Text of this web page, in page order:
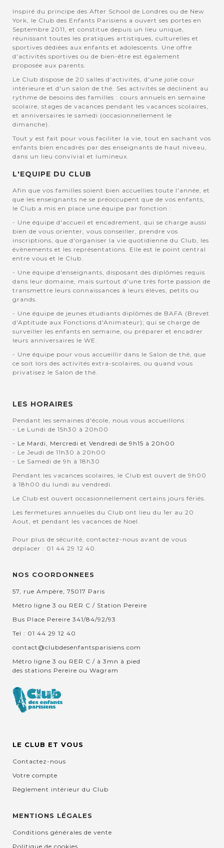
Inspiré du principe des After School de Londres ou de New
York, le Club des Enfants Parisiens a ouvert ses portes en
Septembre 2011, et constitue depuis un lieu unique,
réunissant toutes les pratiques artistiques, culturelles et
sportives dédiées aux enfants et adolescents. Une offre
d'activités sportives ou de bien-être est également
proposée aux parents.
Le Club dispose de 20 salles d'activités, d'une jolie cour
intérieure et d'un salon de thé. Ses activités se déclinent au
rythme de besoins des familles : cours annuels en semaine
scolaire, stages de vacances pendant les vacances scolaires,
et anniversaires le samedi (occasionnellement le
dimanche).
Tout y est fait pour vous faciliter la vie, tout en sachant vos
enfants bien encadrés par des enseignants de haut niveau,
dans un lieu convivial et lumineux.
L'EQUIPE DU CLUB
Afin que vos familles soient bien accuellies toute l'année, et
que les enseignants ne se préoccupent que de vos enfants,
le Club a mis en place une équipe par fonction :
- Une équipe d'accueil et encadrement, qui se charge aussi
bien de vous orienter, vous conseiller, prendre vos
inscriptions, que d'organiser la vie quotidienne du Club, les
évènements et les représentations. Elle est le point central
entre vous et le Club.
- Une équipe d'enseignants, disposant des diplômes requis
dans leur domaine, mais surtout d'une très forte passion de
transmettre leurs connaissances à leurs élèves, petits ou
grands.
- Une équipe de jeunes étudiants diplômés de BAFA (Brevet
d'Aptitude aux Fonctions d'Animateur); qui se charge de
surveiller les enfants en semaine, ou préparer et encadrer
leurs anniversaires le WE.
- Une équipe pour vous accueillir dans le Salon de thé, que
ce soit lors des activités extra-scolaires, ou quand vous
privatisez le Salon de thé.
LES HORAIRES
Pendant les semaines d'école, nous vous accueillons :
- Le Lundi de 15h30 à 20h00
- Le Mardi, Mercredi et Vendredi de 9h15 à 20h00
- Le Jeudi de 11h30 à 20h00
- Le Samedi de 9h à 18h30
Pendant les vacances scolaires, le Club est ouvert de 9h00
à 18h00 du lundi au vendredi.
Le Club est ouvert occasionnellement certains jours fériés.
Les fermetures annuelles du Club ont lieu du 1er au 20
Aout, et pendant les vacances de Noel.
Pour plus de sécurité, contactez-nous avant de vous
déplacer : 01 44 29 12 40.
NOS COORDONNEES
57, rue Ampère, 75017 Paris
Métro ligne 3 ou RER C / Station Pereire
Bus Place Pereire 341/84/92/93
Tel : 01 44 29 12 40
contact@clubdesenfantsparisiens.com
Métro ligne 3 ou RER C / à 3mn à pied
des stations Pereire ou Wagram
LE CLUB ET VOUS
Contactez-nous
Votre compte
Règlement intérieur du Club
MENTIONS LÉGALES
Conditions générales de vente
Politique de cookies